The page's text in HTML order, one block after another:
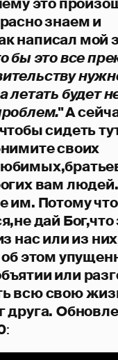
это
знаем и
написал мой
бы это все
летать будет
А
сидеть
своих
вам
им. Потому
дай
нас или из
об этом
или
всю свою
друга.
: